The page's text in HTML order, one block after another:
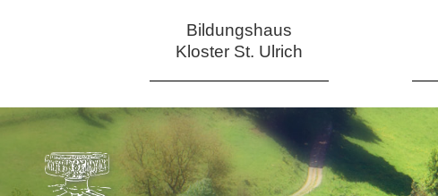
Bildungshaus
Kloster St. Ulrich